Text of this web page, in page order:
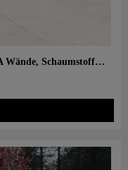
Design Sofa MW08 – Gegossene PMMA Wände, Schaumstoffsitz mit Wabenstruktur